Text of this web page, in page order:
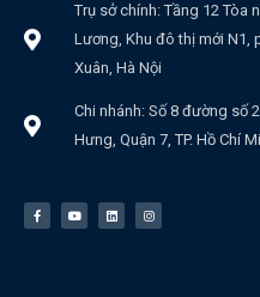
Trụ sở chính: Tầng 12 Tòa
Lương, Khu đô thị mới N1,
Xuân, Hà Nội
Chi nhánh: Số 8 đường số
Hưng, Quận 7, TP. Hồ Chí